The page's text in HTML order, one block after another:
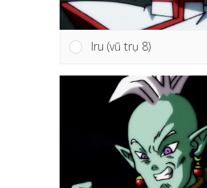
Iru (vũ trụ 8)